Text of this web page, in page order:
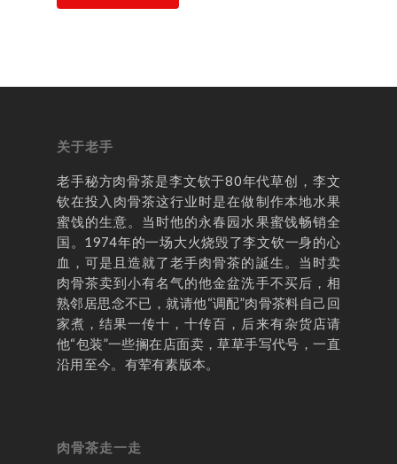
关于老手
老手秘方肉骨茶是李文钦于80年代草创，李文
钦在投入肉骨茶这行业时是在做制作本地水果
蜜饯的生意。当时他的永春园水果蜜饯畅销全
国。1974年的一场大火烧毁了李文钦一身的心
血，可是且造就了老手肉骨茶的誕生。当时卖
肉骨茶卖到小有名气的他金盆洗手不买后，相
熟邻居思念不已，就请他“调配”肉骨茶料自己回
家煮，结果一传十，十传百，后来有杂货店请
他“包装”一些搁在店面卖，草草手写代号，一直
沿用至今。有荤有素版本。
肉骨茶走一走